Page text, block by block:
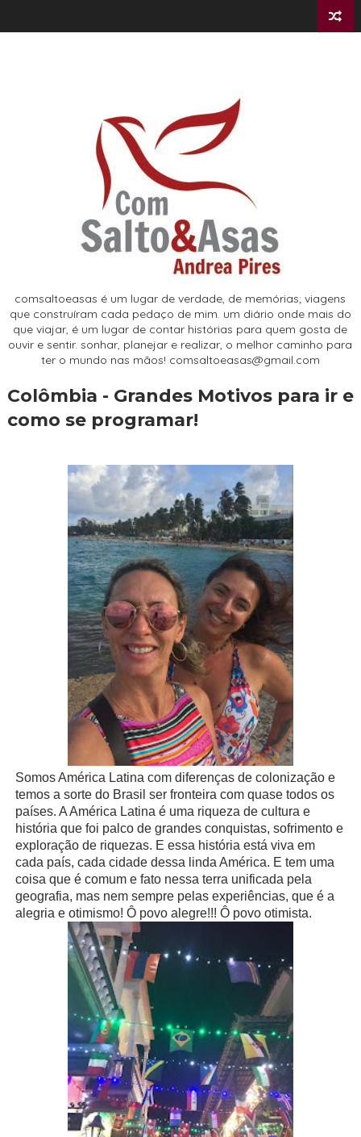
comsaltoeasas é um lugar de verdade, de memórias; viagens
que construíram cada pedaço de mim. um diário onde mais do
que viajar, é um lugar de contar histórias para quem gosta de
ouvir e sentir. sonhar, planejar e realizar, o melhor caminho para
ter o mundo nas mãos! comsaltoeasas@gmail.com
Colômbia - Grandes Motivos para ir e
como se programar!
Somos América Latina com diferenças de colonização e
temos a sorte do Brasil ser fronteira com quase todos os
países. A América Latina é uma riqueza de cultura e
história que foi palco de grandes conquistas, sofrimento e
exploração de riquezas. E essa história está viva em
cada país, cada cidade dessa linda América. E tem uma
coisa que é comum e fato nessa terra unificada pela
geografia, mas nem sempre pelas experiências, que é a
alegria e otimismo! Ô povo alegre!!! Ô povo otimista.